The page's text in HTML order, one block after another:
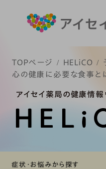
TOPページ HELiCO
心の健康に必要な食事と
アイセイ薬局の健康情報
症状・お悩みから探す